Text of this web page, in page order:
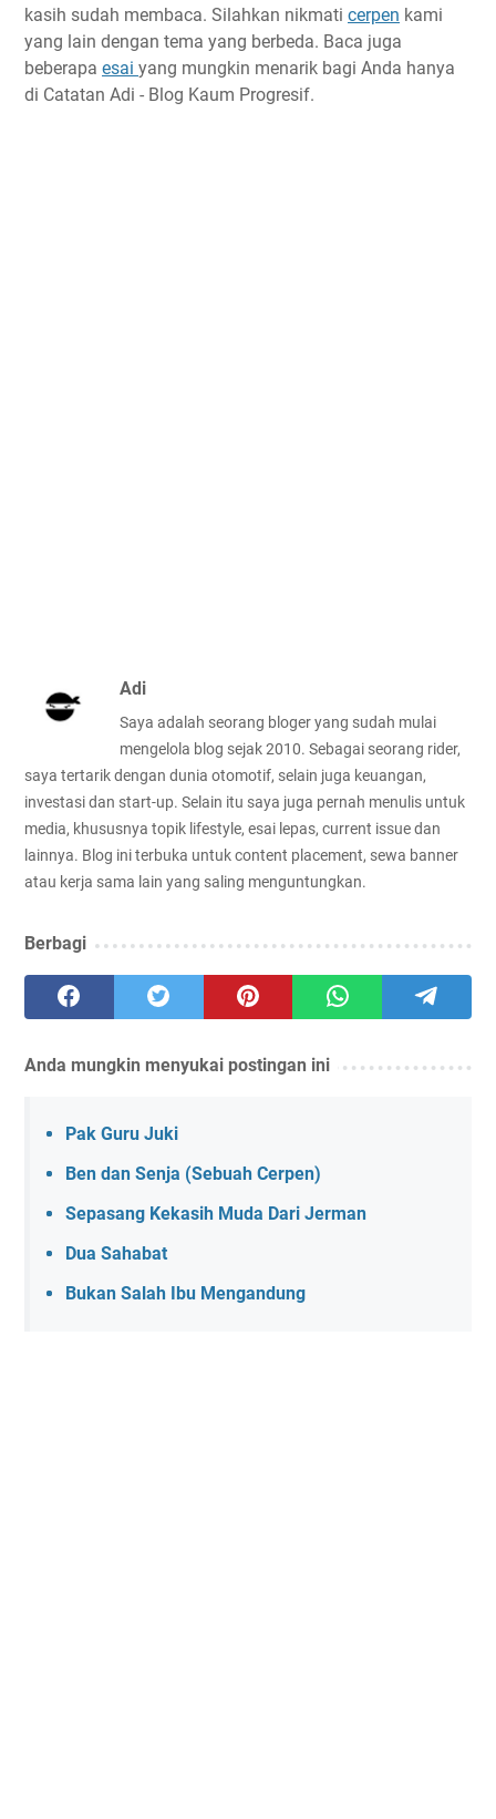
kasih sudah membaca. Silahkan nikmati cerpen kami
yang lain dengan tema yang berbeda. Baca juga
beberapa esai yang mungkin menarik bagi Anda hanya
di Catatan Adi - Blog Kaum Progresif.
Adi
Saya adalah seorang bloger yang sudah mulai
mengelola blog sejak 2010. Sebagai seorang rider,
saya tertarik dengan dunia otomotif, selain juga keuangan,
investasi dan start-up. Selain itu saya juga pernah menulis untuk
media, khususnya topik lifestyle, esai lepas, current issue dan
lainnya. Blog ini terbuka untuk content placement, sewa banner
atau kerja sama lain yang saling menguntungkan.
Berbagi
Anda mungkin menyukai postingan ini
Pak Guru Juki
Ben dan Senja (Sebuah Cerpen)
Sepasang Kekasih Muda Dari Jerman
Dua Sahabat
Bukan Salah Ibu Mengandung